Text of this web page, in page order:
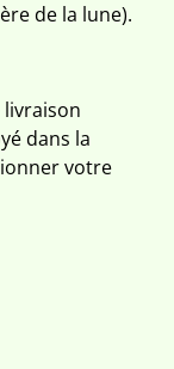
de la lune).
livraison
dans la
votre